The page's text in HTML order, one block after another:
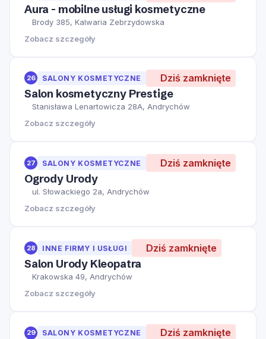
Aura - mobilne usługi kosmetyczne
Brody 385, Kalwaria Zebrzydowska
Zobacz szczegóły
26 SALONY KOSMETYCZNE Dziś zamknięte
Salon kosmetyczny Prestige
Stanisława Lenartowicza 28A, Andrychów
Zobacz szczegóły
27 SALONY KOSMETYCZNE Dziś zamknięte
Ogrody Urody
ul. Słowackiego 2a, Andrychów
Zobacz szczegóły
28 INNE FIRMY I USŁUGI Dziś zamknięte
Salon Urody Kleopatra
Krakowska 49, Andrychów
Zobacz szczegóły
29 SALONY KOSMETYCZNE Dziś zamknięte